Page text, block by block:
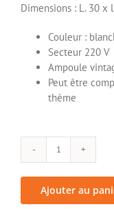
Dimensions : L. 30 x
Couleur :
Secteur 220 V
Ampoule
Peut être
thème
quantité
Lampe
type
Ajouter au